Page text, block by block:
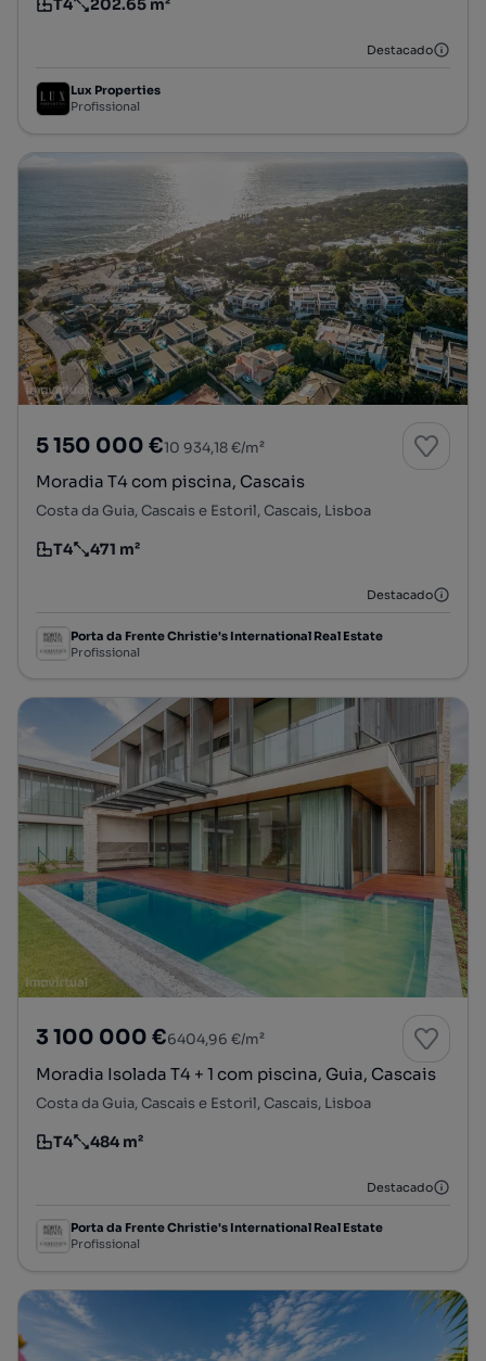
Tipologia
T4
Preço por metro quadrado
202.65 m²
Destacado
Lux Properties
Profissional
5 150 000 €10 934,18 €/m²
Moradia T4 com piscina, Cascais
Costa da Guia, Cascais e Estoril, Cascais, Lisboa
Tipologia
T4
Preço por metro quadrado
471 m²
Destacado
Porta da Frente Christie's International Real Estate
Profissional
3 100 000 €6404,96 €/m²
Moradia Isolada T4 + 1 com piscina, Guia, Cascais
Costa da Guia, Cascais e Estoril, Cascais, Lisboa
Tipologia
T4
Preço por metro quadrado
484 m²
Destacado
Porta da Frente Christie's International Real Estate
Profissional